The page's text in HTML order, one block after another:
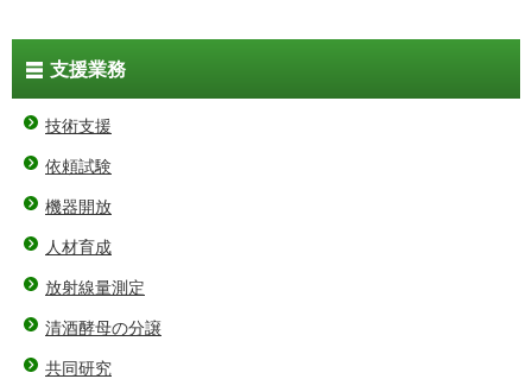
支援業務
技術支援
依頼試験
機器開放
人材育成
放射線量測定
清酒酵母の分譲
共同研究